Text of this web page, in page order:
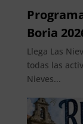
Boria
Llega Las
todas las
Nieves...